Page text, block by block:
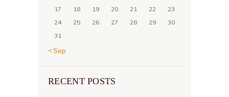
17
18 19 20 21 22
23
24
25 26 27 28 29
30
31
« Sep
RECENT POSTS